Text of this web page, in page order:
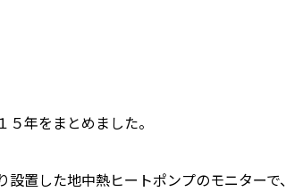
年をまとめました。
置した地中熱ヒートポンプのモニターで、